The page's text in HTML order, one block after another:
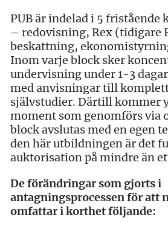
PUB är indelad i 5 fristående
– redovisning, Rex (tidigare
beskattning,
Inom varje block sker
undervisning under 1-3
med anvisningar till
självstudier. Därtill kommer
moment som genomförs via
block avslutas med en egen
den här utbildningen är det
auktorisation på mindre än
De förändringar som gjorts i
antagningsprocessen för att
omfattar i korthet följande: